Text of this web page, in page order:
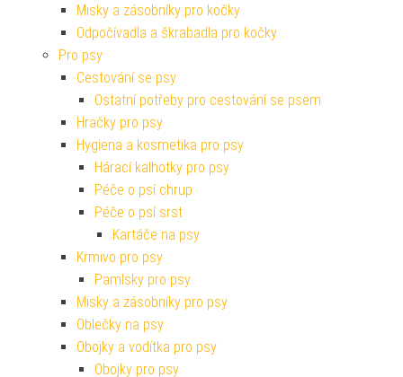
Misky a zásobníky pro kočky
Odpočívadla a škrabadla pro kočky
Pro psy
Cestování se psy
Ostatní potřeby pro cestování se psem
Hračky pro psy
Hygiena a kosmetika pro psy
Hárací kalhotky pro psy
Péče o psí chrup
Péče o psí srst
Kartáče na psy
Krmivo pro psy
Pamlsky pro psy
Misky a zásobníky pro psy
Oblečky na psy
Obojky a vodítka pro psy
Obojky pro psy